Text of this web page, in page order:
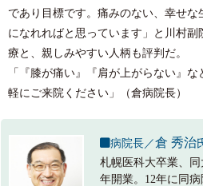
であり目標です。痛みのない、幸せ
になれればと思っています」と川村
療と、親しみやすい人柄も評判だ。
「『膝が痛い』『肩が上がらない』
軽にご来院ください」（倉病院長）
病院長／倉 秀治
札幌医科大卒業、
年開業。12年に同